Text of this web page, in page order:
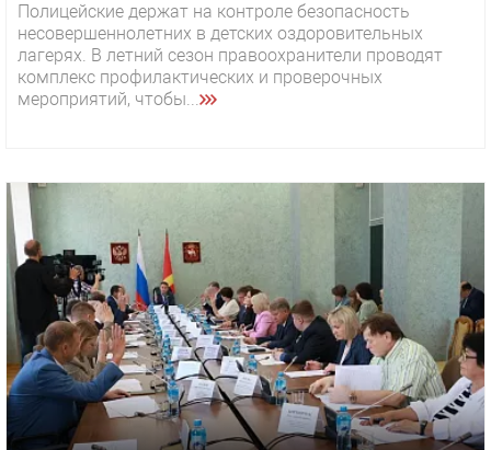
Полицейские держат на контроле безопасность
несовершеннолетних в детских оздоровительных
лагерях. В летний сезон правоохранители проводят
комплекс профилактических и проверочных
мероприятий, чтобы...